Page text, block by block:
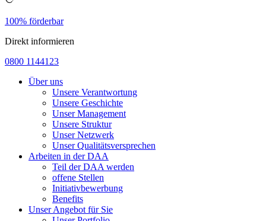
100% förderbar
Direkt informieren
0800 1144123
Über uns
Unsere Verantwortung
Unsere Geschichte
Unser Management
Unsere Struktur
Unser Netzwerk
Unser Qualitätsversprechen
Arbeiten in der DAA
Teil der DAA werden
offene Stellen
Initiativbewerbung
Benefits
Unser Angebot für Sie